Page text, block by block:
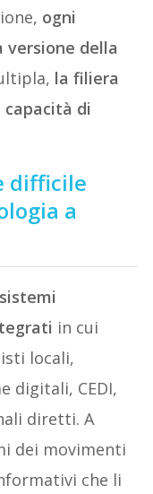
ogni
versione della
la filiera
di
difficile
a
in cui
locali,
digitali, CEDI,
diretti. A
dei movimenti
che li